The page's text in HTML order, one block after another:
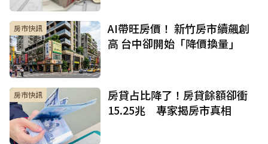
房市快訊
AI帶旺房價！ 新竹房市續飆創
高 台中卻開始「降價換量」
房市快訊
房貸占比降了！房貸餘額卻衝
15.25兆 專家揭房市真相